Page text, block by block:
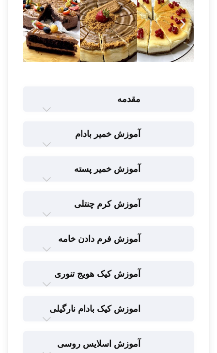
مقدمه
آموزش خمیر بادام
آموزش خمیر پسته
آموزش کرم چنتلی
آموزش فرم دادن خامه
آموزش کیک هویج تنوری
اموزش کیک بادام نارگیلی
آموزش اسلایس روسی